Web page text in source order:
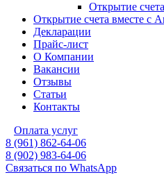
Открытие
Открытие счета вместе с
Декларации
Прайс-лист
О Компании
Вакансии
Отзывы
Статьи
Контакты
Оплата услуг
8 (961) 862-64-06
8 (902) 983-64-06
Связаться по WhatsApp